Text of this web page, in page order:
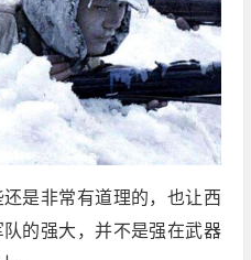
是非常有道理的，也让西
的强大，并不是强在武器